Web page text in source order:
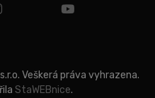
youtube
Veškerá práva vyhrazena.
StaWEBnice.